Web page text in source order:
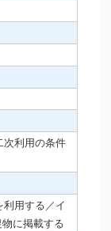
次利用の条件
用する／イ
に掲載する